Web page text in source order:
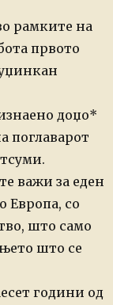
рамките на
првото
доџо*
поглаварот
важи за еден
Европа, со
што само
што се
години од